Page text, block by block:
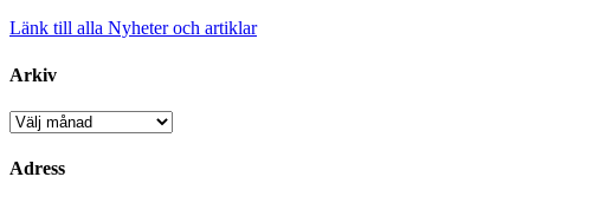
Länk till alla Nyheter och artiklar
Arkiv
Arkiv
Adress